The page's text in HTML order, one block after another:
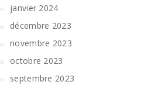
janvier 2024
décembre 2023
novembre 2023
octobre 2023
septembre 2023